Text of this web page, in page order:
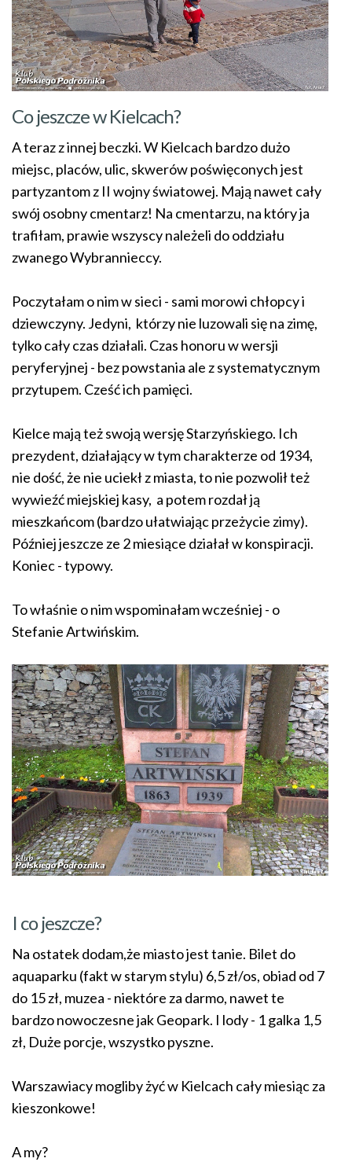
Co jeszcze w Kielcach?
A teraz z innej beczki. W Kielcach bardzo dużo
miejsc, placów, ulic, skwerów poświęconych jest
partyzantom z II wojny światowej. Mają nawet cały
swój osobny cmentarz! Na cmentarzu, na który ja
trafiłam, prawie wszyscy należeli do oddziału
zwanego Wybrannieccy.
Poczytałam o nim w sieci - sami morowi chłopcy i
dziewczyny. Jedyni, którzy nie luzowali się na zimę,
tylko cały czas działali. Czas honoru w wersji
peryferyjnej - bez powstania ale z systematycznym
przytupem. Cześć ich pamięci.
Kielce mają też swoją wersję Starzyńskiego. Ich
prezydent, działający w tym charakterze od 1934,
nie dość, że nie uciekł z miasta, to nie pozwolił też
wywieźć miejskiej kasy, a potem rozdał ją
mieszkańcom (bardzo ułatwiając przeżycie zimy).
Później jeszcze ze 2 miesiące działał w konspiracji.
Koniec - typowy.
To właśnie o nim wspominałam wcześniej - o
Stefanie Artwińskim.
I co jeszcze?
Na ostatek dodam,że miasto jest tanie. Bilet do
aquaparku (fakt w starym stylu) 6,5 zł/os, obiad od 7
do 15 zł, muzea - niektóre za darmo, nawet te
bardzo nowoczesne jak Geopark. I lody - 1 galka 1,5
zł, Duże porcje, wszystko pyszne.
Warszawiacy mogliby żyć w Kielcach cały miesiąc za
kieszonkowe!
A my?